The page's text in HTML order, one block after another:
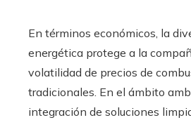
En términos económicos, la
energética protege a la
volatilidad de precios de
tradicionales. En el ámbito
integración de soluciones